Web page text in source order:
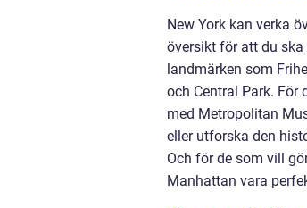
New York kan verka
översikt för att du
landmärken som
och Central Park. För
med Metropolitan
eller utforska den
Och för de som vill
Manhattan vara